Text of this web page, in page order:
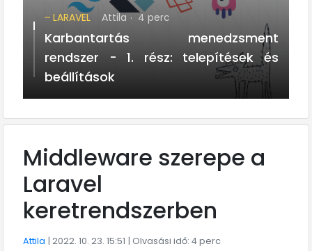
LARAVEL Attila 4 perc
Karbantartás menedzsment
rendszer - 1. rész: telepítések és
beállítások
Middleware szerepe a
Laravel
keretrendszerben
Attila | 2022. 10. 23. 15:51 | Olvasási idő: 4 perc